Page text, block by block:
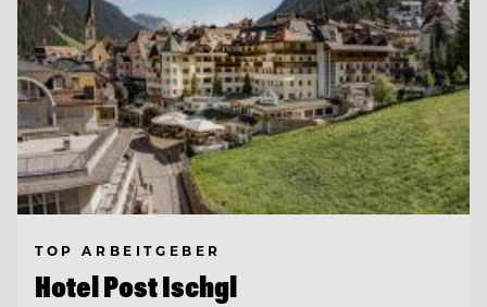
TOP ARBEITGEBER
Hotel Post Ischgl